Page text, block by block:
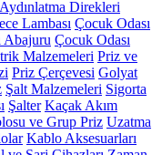
Direkleri
Lambası Çocuk Odası
Abajuru Çocuk Odası
Malzemeleri Priz ve
Priz Çerçevesi Golyat
Şalt Malzemeleri Sigorta
Şalter Kaçak Akım
ve Grup Priz Uzatma
Kablo Aksesuarları